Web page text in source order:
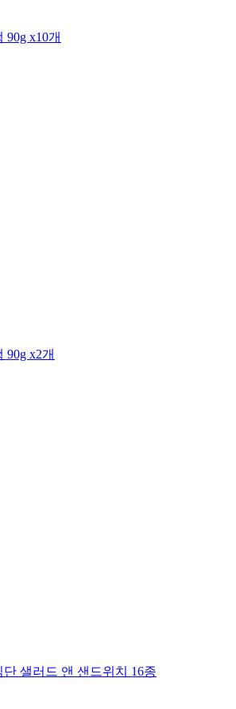
90g x10개
90g x2개
샐러드 앤 샌드위치 16종